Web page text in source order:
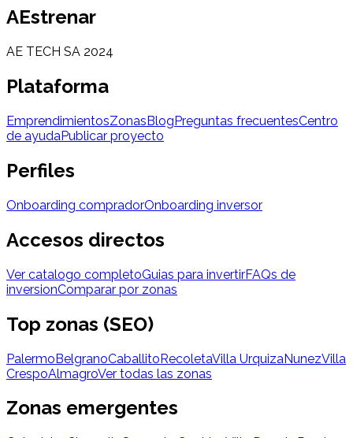
AEstrenar
AE TECH SA 2024
Plataforma
EmprendimientosZonasBlogPreguntas frecuentesCentro
de ayudaPublicar proyecto
Perfiles
Onboarding compradorOnboarding inversor
Accesos directos
Ver catalogo completoGuias para invertirFAQs de
inversionComparar por zonas
Top zonas (SEO)
PalermoBelgranoCaballitoRecoletaVilla UrquizaNunezVilla
CrespoAlmagroVer todas las zonas
Zonas emergentes